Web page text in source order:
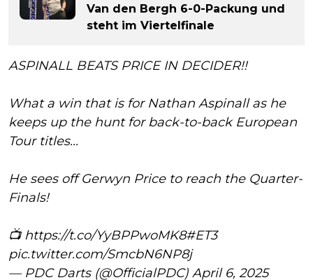
Van den Bergh 6-0-Packung und
steht im Viertelfinale
ASPINALL BEATS PRICE IN DECIDER!!
What a win that is for Nathan Aspinall as he
keeps up the hunt for back-to-back European
Tour titles...
He sees off Gerwyn Price to reach the Quarter-
Finals!
📺 https://t.co/YyBPPwoMK8#ET3
pic.twitter.com/SmcbN6NP8j
— PDC Darts (@OfficialPDC) April 6, 2025